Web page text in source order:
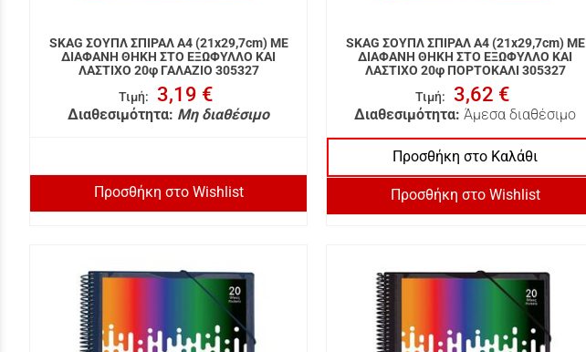
SKAG ΣΟΥΠΛ ΣΠΙΡΑΛ A4 (21x29,7cm) ΜΕ
ΔΙΑΦΑΝΗ ΘΗΚΗ ΣΤΟ ΕΞΩΦΥΛΛΟ ΚΑΙ
ΛΑΣΤΙΧΟ 20φ ΓΑΛΑΖΙΟ 305327
Τιμή: 3,19 €
Διαθεσιμότητα: Μη διαθέσιμο
Προσθήκη στο Wishlist
SKAG ΣΟΥΠΛ ΣΠΙΡΑΛ A4 (21x29,7cm) ΜΕ
ΔΙΑΦΑΝΗ ΘΗΚΗ ΣΤΟ ΕΞΩΦΥΛΛΟ ΚΑΙ
ΛΑΣΤΙΧΟ 20φ ΠΟΡΤΟΚΑΛΙ 305327
Τιμή: 3,62 €
Διαθεσιμότητα: Άμεσα διαθέσιμο
Προσθήκη στο Καλάθι
Προσθήκη στο Wishlist